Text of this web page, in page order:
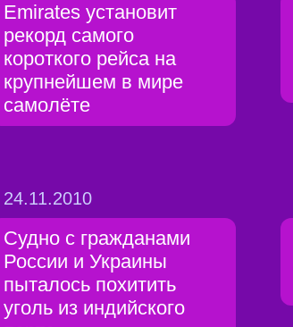
Emirates установит
рекорд самого
короткого рейса на
крупнейшем в мире
самолёте
24.11.2010
Судно с гражданами
России и Украины
пыталось похитить
уголь из индийского